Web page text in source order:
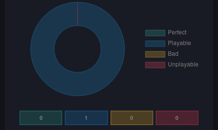
0 1 0 0